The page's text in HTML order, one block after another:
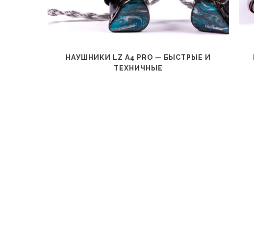
НАУШНИКИ LZ A4 PRO — БЫСТРЫЕ И
ТЕХНИЧНЫЕ